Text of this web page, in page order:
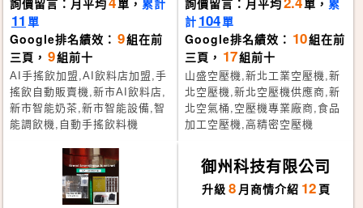
詢價留言：月平均 單， 累計
11 單
Google排名績效： 9組在前
三頁， 9組前十
AI手搖飲加盟,AI飲料店加盟,手
搖飲自動販賣機,新市AI飲料店,
新市智能奶茶,新市智能設備,智
能調飲機,自動手搖飲料機
詢價留言：月平均 單， 累
計 104單
Google排名績效： 10組在前
三頁， 17組前十
山盛空壓機,新北工業空壓機,新
北空壓機,新北空壓機供應商,新
北空氣桶,空壓機專業廠商,食品
加工空壓機,高精密空壓機
御州科技有限公司
升級 8 月商情介紹 12 頁